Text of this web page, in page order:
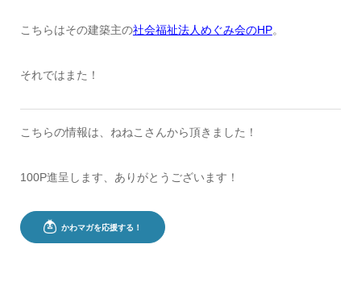
こちらはその建築主の社会福祉法人めぐみ会のHP。
それではまた！
こちらの情報は、ねねこさんから頂きました！
100P進呈します、ありがとうございます！